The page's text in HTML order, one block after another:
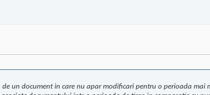
un document in care nu apar modificari pentru o perioada mai